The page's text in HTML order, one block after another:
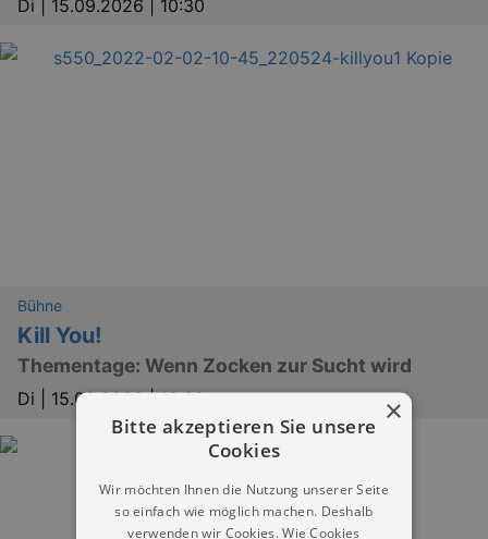
Di | 15.09.2026 | 10:30
Bühne
Kill You!
Thementage: Wenn Zocken zur Sucht wird
Di | 15.09.2026 | 13:00 ×
Bitte akzeptieren Sie unsere
Cookies
Wir möchten Ihnen die Nutzung unserer Seite
so einfach wie möglich machen. Deshalb
verwenden wir Cookies. Wie Cookies